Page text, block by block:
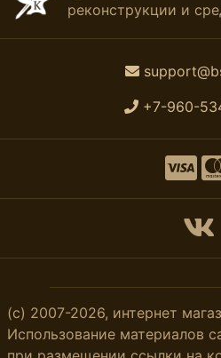
реконструкции и
+7-960-
(с) 2007-2026, интернет
Использование материалов